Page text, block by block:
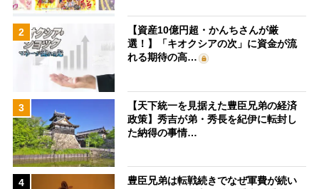
2
【資産10億円超・かんちさんが厳
選！】「キオクシアの次」に資金が流
れる期待の高…
3
【天下統一を見据えた豊臣兄弟の経済
政策】秀吉が弟・秀長を紀伊に転封し
た納得の事情…
4
豊臣兄弟は転戦続きでなぜ軍費が続い